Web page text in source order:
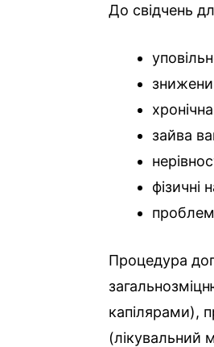
До свідчень
зайва
фізичні
Процедура
капілярами),
(лікувальний